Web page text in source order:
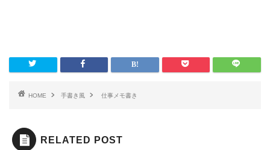
HOME 手書き風 仕事メモ書き
RELATED POST